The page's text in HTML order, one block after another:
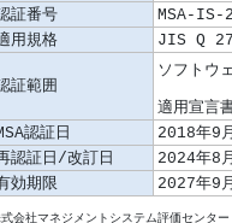
証番号
MSA-IS-
用規格
JIS Q
証範囲
適用宣
認証日
2018年9
認証日/改訂日
2024年8
効期限
2027年9
会社マネジメントシステム評価センター